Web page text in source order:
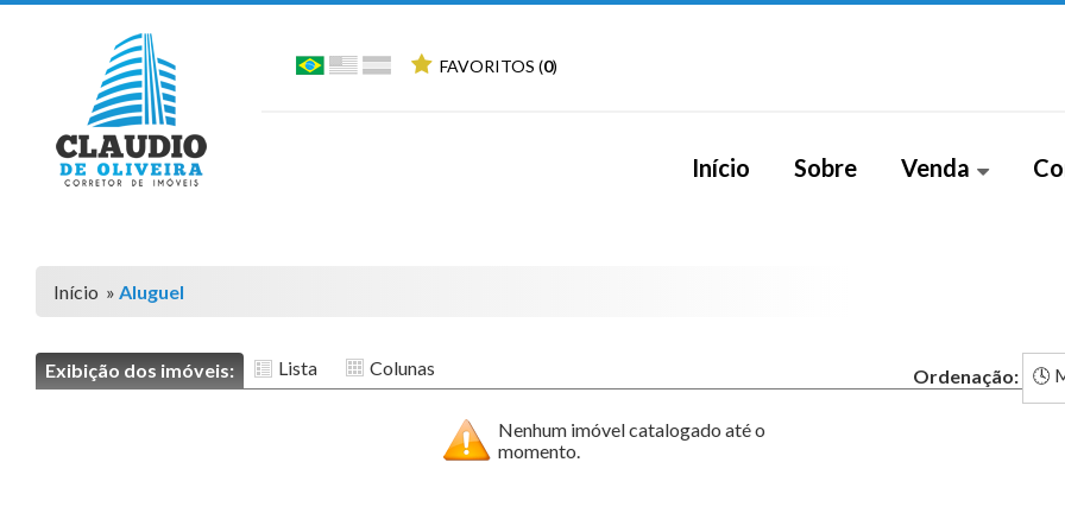
FAVORITOS (0)
Início Sobre Venda
Casa em Condomínio
Início » Aluguel
Exibição dos imóveis: Lista Colunas Ordenação:
Nenhum imóvel catalogado até o
momento.